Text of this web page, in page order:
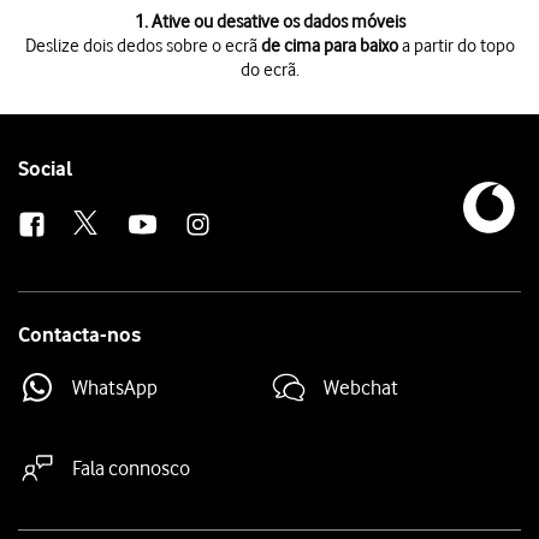
1. Ative ou desative os dados móveis
Deslize dois dedos sobre o ecrãde cima para baixoa partir do topo
do ecrã.
Primao ícone de dados móveispara ativar ou desativar a função.
Follow
Social
Contacta-nos
WhatsApp Webchat
Fala connosco